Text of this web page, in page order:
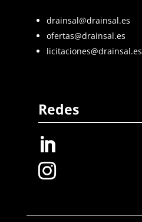
drainsal@drainsal.es
ofertas@drainsal.es
licitaciones@drainsal.es
Redes

